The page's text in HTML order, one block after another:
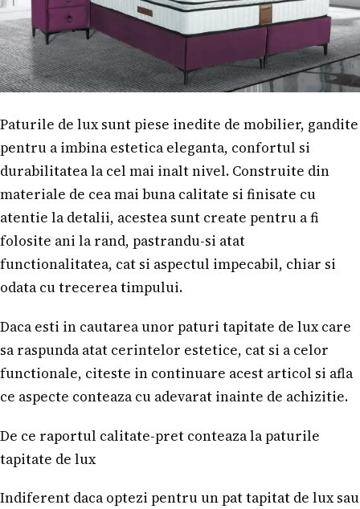
Paturile de lux sunt piese inedite de mobilier, gandite
pentru a imbina estetica eleganta, confortul si
durabilitatea la cel mai inalt nivel. Construite din
materiale de cea mai buna calitate si finisate cu
atentie la detalii, acestea sunt create pentru a fi
folosite ani la rand, pastrandu-si atat
functionalitatea, cat si aspectul impecabil, chiar si
odata cu trecerea timpului.
Daca esti in cautarea unor paturi tapitate de lux care
sa raspunda atat cerintelor estetice, cat si a celor
functionale, citeste in continuare acest articol si afla
ce aspecte conteaza cu adevarat inainte de achizitie.
De ce raportul calitate-pret conteaza la paturile
tapitate de lux
Indiferent daca optezi pentru un pat tapitat de lux sau